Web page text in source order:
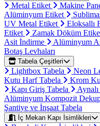
Metal Etiket Makine
Alüminyum Etiket
UV Metal Etiket
Eloksallı
Etiket
Zamak Döküm
Asit İndirme
Alüminyum
Botaş Levhaları
Tabela Çeşitleri
Lightbox Tabela Neon
Kutu Harf Tabela
Krom
Kapı Giriş Tabela
Alüminyum Kompozit
Şantiye ve İnşaat Tabela
İç Mekan Kapı İsimlikleri